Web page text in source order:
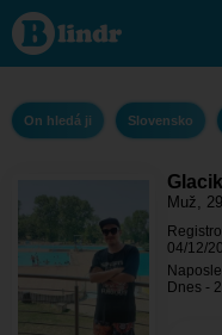
Glacike - On
hledá ji
Banskobystrický
kraj - Banská
On hledá ji Slovensko
Muž, 29
04/12/
Dnes -